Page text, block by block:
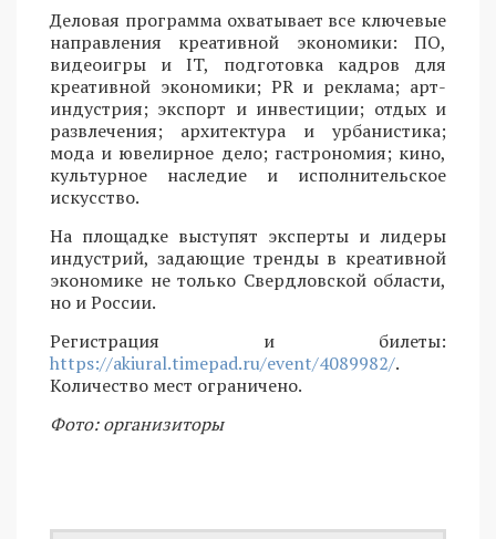
Деловая программа охватывает все ключевые
направления креативной экономики: ПО,
видеоигры и IT, подготовка кадров для
креативной экономики; PR и реклама; арт-
индустрия; экспорт и инвестиции; отдых и
развлечения; архитектура и урбанистика;
мода и ювелирное дело; гастрономия; кино,
культурное наследие и исполнительское
искусство.
На площадке выступят эксперты и лидеры
индустрий, задающие тренды в креативной
экономике не только Свердловской области,
но и России.
Регистрация и билеты:
https://akiural.timepad.ru/event/4089982/.
Количество мест ограничено.
Фото: организиторы